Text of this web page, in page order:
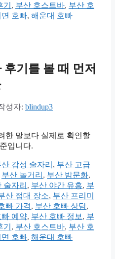
, 부산 호스트바, 부산 호
면 호빠, 해운대 호빠
기를 볼 때 먼저
성자: blindup3
한 말보다 실제로 확인할
입니다.
산 감성 술자리 , 부산 고급
부산 놀거리 , 부산 밤문화,
술자리 , 부산 야간 유흥, 부
산 접대 장소, 부산 프리미
빠 가격, 부산 호빠 상담,
예약, 부산 호빠 정보 , 부
, 부산 호스트바, 부산 호
면 호빠, 해운대 호빠